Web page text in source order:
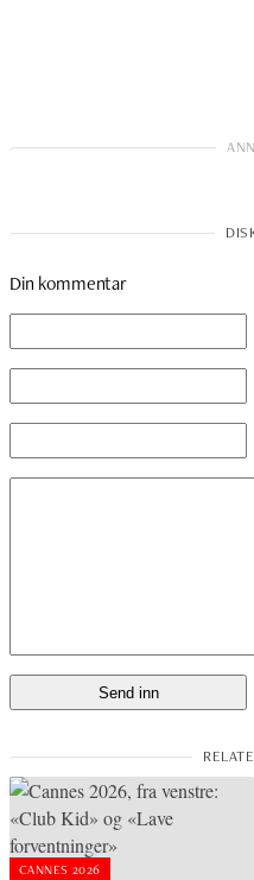
Din kommentar
CANNES 2026